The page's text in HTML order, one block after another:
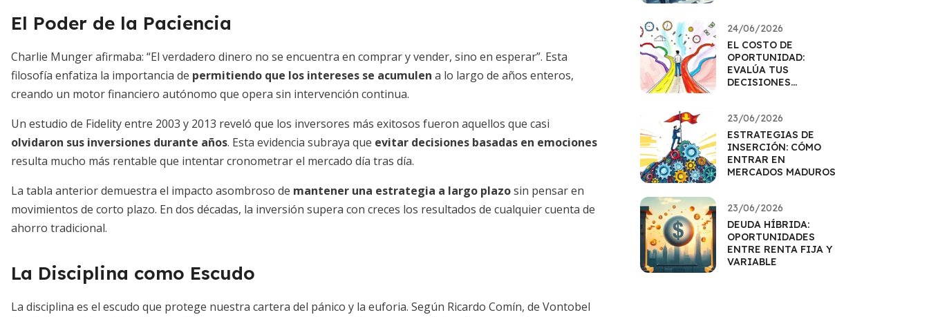
El Poder de la Paciencia
Charlie Munger afirmaba: “El verdadero dinero no se encuentra en comprar y vender, sino en esperar”. Esta
filosofía enfatiza la importancia de permitiendo que los intereses se acumulen a lo largo de años enteros,
creando un motor financiero autónomo que opera sin intervención continua.
Un estudio de Fidelity entre 2003 y 2013 reveló que los inversores más exitosos fueron aquellos que casi
olvidaron sus inversiones durante años. Esta evidencia subraya que evitar decisiones basadas en emociones
resulta mucho más rentable que intentar cronometrar el mercado día tras día.
La tabla anterior demuestra el impacto asombroso de mantener una estrategia a largo plazosin pensar en
movimientos de corto plazo. En dos décadas, la inversión supera con creces los resultados de cualquier cuenta de
ahorro tradicional.
La Disciplina como Escudo
La disciplina es el escudo que protege nuestra cartera del pánico y la euforia. Según Ricardo Comín, de Vontobel
24/06/2026
EL COSTO DE
OPORTUNIDAD:
EVALÚA TUS
DECISIONES
23/06/2026
ESTRATEGIAS DE
INSERCIÓN: CÓMO
ENTRAR EN
MERCADOS MADUROS
23/06/2026
DEUDA HÍBRIDA:
OPORTUNIDADES
ENTRE RENTA FIJA Y
VARIABLE